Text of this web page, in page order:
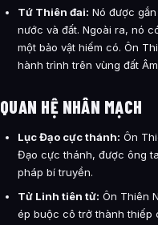
Tứ Thiên đai: Nó được
nước và đất. Ngoài ra, nó
một bảo vật hiếm có. Ôn
hành trình trên vùng đất
QUAN HỆ NHÂN MẠCH
Lục Đạo cực thánh: Ôn
Đạo cực thánh, được ông
pháp bí truyền.
Tử Linh tiên tử: Ôn Thiên
ép buộc cô trở thành thiếp